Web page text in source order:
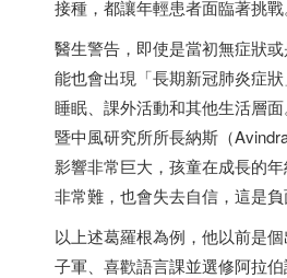
接種，都讓年輕患者面臨著挑戰
醫生警告，即使是當初無症狀
能也會出現「長期新冠肺炎症狀
睡眠、課外活動和其他生活層
暨中風研究所所長納斯（
影響非常巨大，孩童在成長的
非常難，也會失去自信，這是負
以上述葛羅根為例，他以前是
子軍、喜歡語言課並選修阿拉